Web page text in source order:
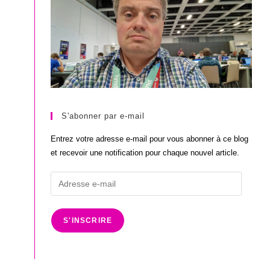
S'abonner par e-mail
Entrez votre adresse e-mail pour vous abonner à ce blog
et recevoir une notification pour chaque nouvel article.
Adresse
e-
mail
S'INSCRIRE